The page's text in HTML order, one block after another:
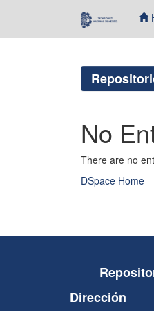
No
There are no
DSpace Home
Dirección